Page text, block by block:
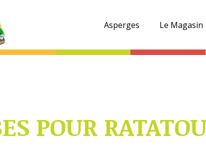
Asperges Le Magasin
POUR